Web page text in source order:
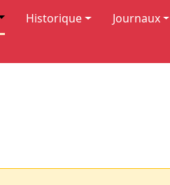
Historique Journaux